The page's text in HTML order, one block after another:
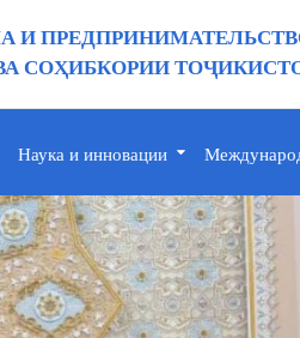
И
СОҲИБКОРИИ
Наука и инновации